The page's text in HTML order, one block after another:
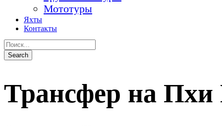
Мототуры
Яхты
Контакты
Трансфер на